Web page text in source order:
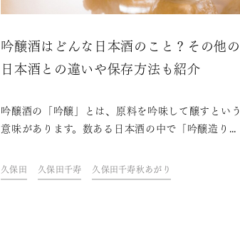
吟醸酒はどんな日本酒のこと？その他の
日本酒との違いや保存方法も紹介
吟醸酒の「吟醸」とは、原料を吟味して醸すという
意味があります。数ある日本酒の中で「吟醸造り」
んなお酒なのでしょうか。本記事では、吟醸酒の要
件や純米酒や本醸造酒との違い、適切な保存方法な
久保田 久保田千寿 久保田千寿秋あがり